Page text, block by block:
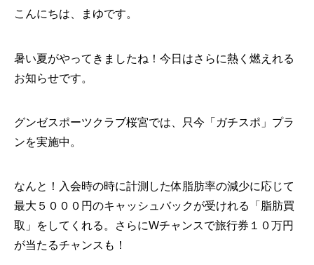
こんにちは、まゆです。
暑い夏がやってきましたね！今日はさらに熱く燃えれる
お知らせです。
グンゼスポーツクラブ桜宮では、只今「ガチスポ」プラ
ンを実施中。
なんと！入会時の時に計測した体脂肪率の減少に応じて
最大５０００円のキャッシュバックが受けれる「脂肪買
取」をしてくれる。さらにWチャンスで旅行券１０万円
が当たるチャンスも！